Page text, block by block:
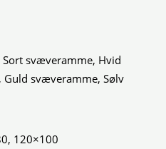
Sort svæveramme, Hvid
svæveramme, Sølv
120×100